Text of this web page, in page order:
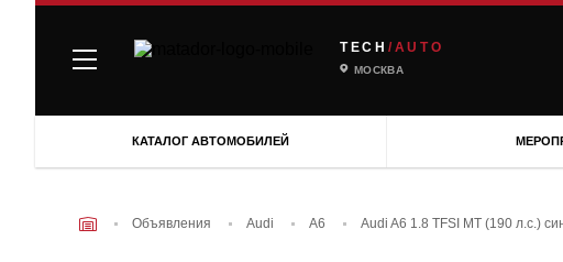
TECH /AUTO
МОСКВА
КАТАЛОГ АВТОМОБИЛЕЙ
Объявления Audi A6 Audi A6 1.8 TFSI МТ (190 л.с.)